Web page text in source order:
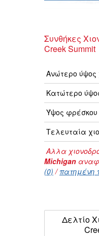
Συνθήκες
Creek Summit
Ανώτερο ύψος
Κατώτερο
Ύψος φρέσκου
Τελευταία
Αλλα
Michigan
(0) /πατημένη
Δελτίο